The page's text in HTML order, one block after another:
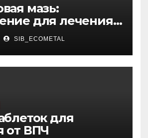
мазь:
для лечения
SIB_ECOMETAL
для
от ВПЧ